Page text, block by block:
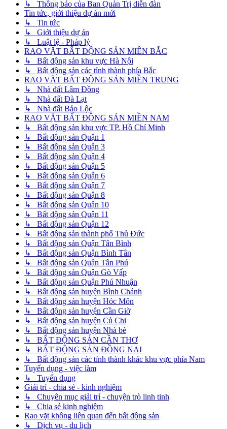
↳ Thông báo của Ban Quản Trị diễn đàn
Tin tức, giới thiệu dự án mới
↳ Tin tức
↳ Giới thiệu dự án
↳ Luật lệ - Pháp lý
RAO VẶT BẤT ĐỘNG SẢN MIỀN BẮC
↳ Bất động sản khu vực Hà Nội
↳ Bất động sản các tỉnh thành phía Bắc
RAO VẶT BẤT ĐỘNG SẢN MIỀN TRUNG
↳ Nhà đất Lâm Đồng
↳ Nhà đất Đà Lạt
↳ Nhà đất Bảo Lộc
RAO VẶT BẤT ĐỘNG SẢN MIỀN NAM
↳ Bất động sản khu vực TP. Hồ Chí Minh
↳ Bất động sản Quận 1
↳ Bất động sản Quận 3
↳ Bất động sản Quận 4
↳ Bất động sản Quận 5
↳ Bất động sản Quận 6
↳ Bất động sản Quận 7
↳ Bất động sản Quận 8
↳ Bất động sản Quận 10
↳ Bất động sản Quận 11
↳ Bất động sản Quận 12
↳ Bất động sản thành phố Thủ Đức
↳ Bất động sản Quận Tân Bình
↳ Bất động sản Quận Bình Tân
↳ Bất động sản Quận Tân Phú
↳ Bất động sản Quận Gò Vấp
↳ Bất động sản Quận Phú Nhuận
↳ Bất động sản huyện Bình Chánh
↳ Bất động sản huyện Hóc Môn
↳ Bất động sản huyện Cần Giờ
↳ Bất động sản huyện Củ Chi
↳ Bất động sản huyện Nhà bè
↳ BẤT ĐỘNG SẢN CẦN THƠ
↳ BẤT ĐỘNG SẢN ĐỒNG NAI
↳ Bất động sản các tỉnh thành khác khu vực phía Nam
Tuyển dụng - việc làm
↳ Tuyển dụng
Giải trí - chia sẻ - kinh nghiệm
↳ Chuyên mục giải trí - chuyện trò linh tinh
↳ Chia sẻ kinh nghiệm
Rao vặt không liên quan đến bất động sản
↳ Dịch vụ - du lịch